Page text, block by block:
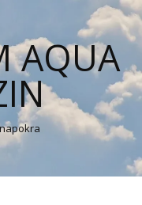
AQUA